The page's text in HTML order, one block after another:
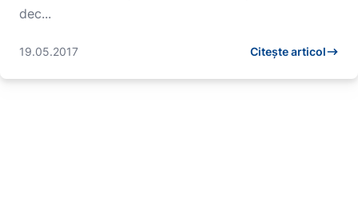
dec...
19.05.2017 Citește articol